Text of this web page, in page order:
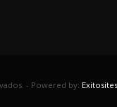
- Powered by: